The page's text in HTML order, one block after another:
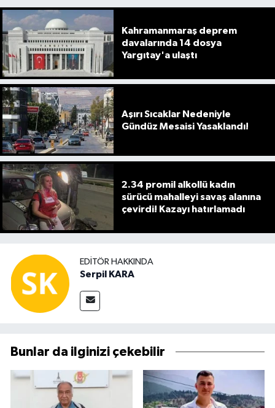
Kahramanmaraş deprem
davalarında 14 dosya
Yargıtay'a ulaştı
Aşırı Sıcaklar Nedeniyle
Gündüz Mesaisi Yasaklandı!
2.34 promil alkollü kadın
sürücü mahalleyi savaş alanına
çevirdi! Kazayı hatırlamadı
EDITÖR HAKKINDA
Serpil KARA
Bunlar da ilginizi çekebilir